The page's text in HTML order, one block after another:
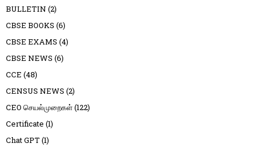
BULLETIN (2)
CBSE BOOKS (6)
CBSE EXAMS (4)
CBSE NEWS (6)
CCE (48)
CENSUS NEWS (2)
CEO செயல்முறைகள்(122)
Certificate (1)
Chat GPT(1)